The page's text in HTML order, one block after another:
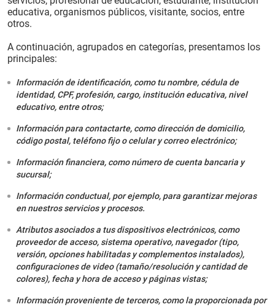
educativa, organismos públicos, visitante, socios, entre
otros.
A continuación, agrupados en categorías, presentamos los
principales:
Información de identificación, como tu nombre, cédula de
identidad, CPF, profesión, cargo, institución educativa, nivel
educativo, entre otros;
Información para contactarte, como dirección de domicilio,
código postal, teléfono fijo o celular y correo electrónico;
Información financiera, como número de cuenta bancaria y
sucursal;
Información conductual, por ejemplo, para garantizar mejoras
en nuestros servicios y procesos.
Atributos asociados a tus dispositivos electrónicos, como
proveedor de acceso, sistema operativo, navegador (tipo,
versión, opciones habilitadas y complementos instalados),
configuraciones de video (tamaño/resolución y cantidad de
colores), fecha y hora de acceso y páginas vistas;
Información proveniente de terceros, como la proporcionada por